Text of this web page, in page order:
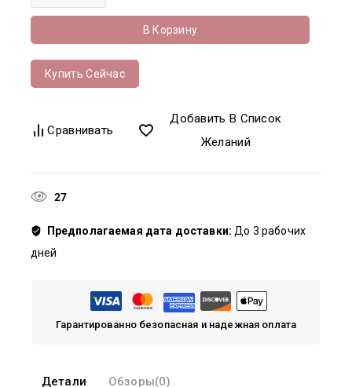
В Корзину
Купить Сейчас
Сравнивать
Добавить В Список
Желаний
27
Предполагаемая дата доставки: До 3 рабочих
дней
Гарантированно безопасная и надежная оплата
Детали Обзоры(0)